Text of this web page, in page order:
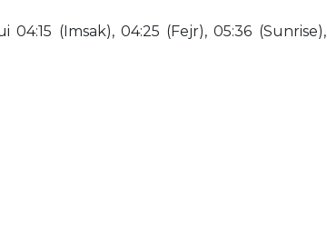
(Imsak), 04:25 (Fejr), 05:36 (Sunrise),